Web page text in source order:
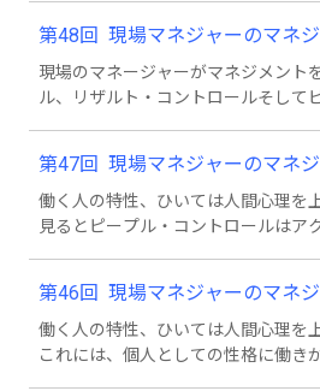
第48回 現場マネジャーのマネジ
現場のマネージャーがマネジメント
ル、リザルト・コントロールそして
第47回 現場マネジャーのマネ
働く人の特性、ひいては人間心理を
見るとピープル・コントロールはア
第46回 現場マネジャーのマネ
働く人の特性、ひいては人間心理を
これには、個人としての性格に働き